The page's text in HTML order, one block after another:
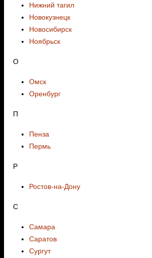
Нижний тагил
Новокузнецк
Новосибирск
Ноябрьск
О
Омск
Оренбург
П
Пенза
Пермь
Р
Ростов-на-Дону
С
Самара
Саратов
Сургут